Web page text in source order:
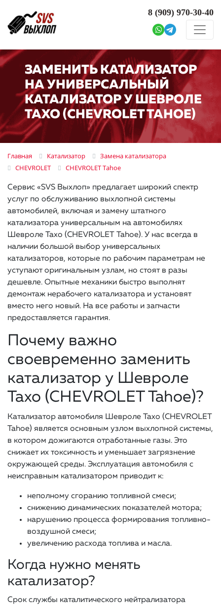
8 (909) 970-30-40
ЗАМЕНИТЬ КАТАЛИЗАТОР
НА УНИВЕРСАЛЬНЫЙ
КАТАЛИЗАТОР У ШЕВРОЛЕ
ТАХО (CHEVROLET TAHOE)
Главная Катализатор
Замена катализатора
CHEVROLET
CHEVROLET Tahoe
Сервис «SVS Выхлоп» предлагает широкий спектр
услуг по обслуживанию выхлопной системы
автомобилей, включая и замену штатного
катализатора универсальным на автомобилях
Шевроле Тахо (CHEVROLET Tahoe). У нас всегда в
наличии большой выбор универсальных
катализаторов, которые по рабочим параметрам не
уступают оригинальным узлам, но стоят в разы
дешевле. Опытные механики быстро выполнят
демонтаж нерабочего катализатора и установят
вместо него новый. На все работы и запчасти
предоставляется гарантия.
Почему важно
своевременно заменить
катализатор у Шевроле
Тахо (CHEVROLET Tahoe)?
Катализатор автомобиля Шевроле Тахо (CHEVROLET
Tahoe) является основным узлом выхлопной системы,
в котором дожигаются отработанные газы. Это
снижает их токсичность и уменьшает загрязнение
окружающей среды. Эксплуатация автомобиля с
неисправным катализатором приводит к:
неполному сгоранию топливной смеси;
снижению динамических показателей мотора;
нарушению процесса формирования топливно-
воздушной смеси;
увеличению расхода топлива и масла.
Когда нужно менять
катализатор?
Срок службы каталитического нейтрализатора